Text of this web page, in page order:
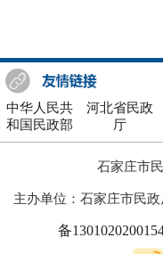
中华人民共
和国民政部
河北省民政
厅
石家庄市
主办单位：石家庄市民政
备